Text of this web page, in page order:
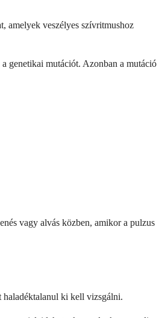
amelyek veszélyes szívritmushoz
genetikai mutációt. Azonban a mutáció
vagy alvás közben, amikor a pulzus
haladéktalanul ki kell vizsgálni.